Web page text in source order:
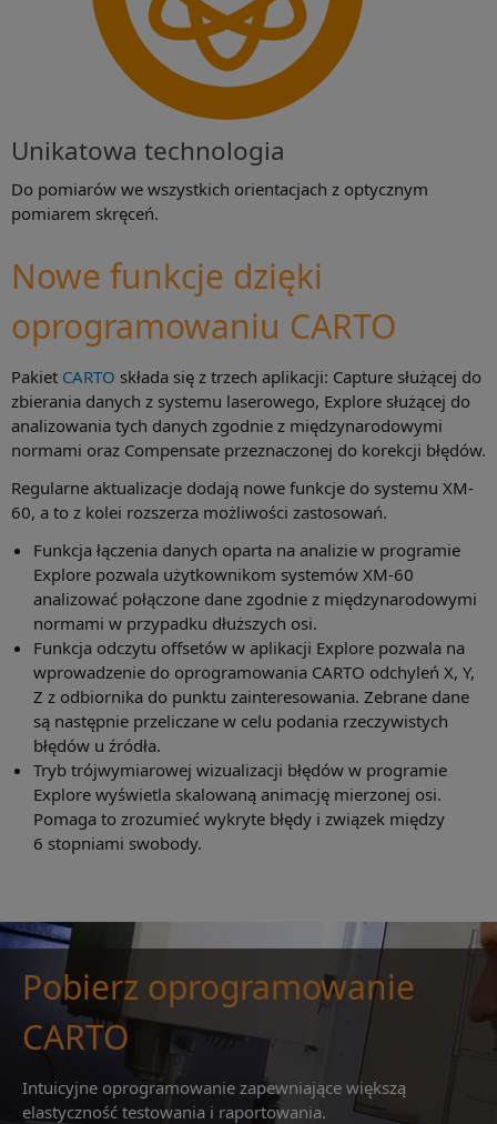
Unikatowa technologia
Do pomiarów we wszystkich orientacjach z optycznym
pomiarem skręceń.
Nowe funkcje dzięki
oprogramowaniu CARTO
Pakiet CARTO składa się z trzech aplikacji: Capture służącej do
zbierania danych z systemu laserowego, Explore służącej do
analizowania tych danych zgodnie z międzynarodowymi
normami oraz Compensate przeznaczonej do korekcji błędów.
Regularne aktualizacje dodają nowe funkcje do systemu XM-
60, a to z kolei rozszerza możliwości zastosowań.
Funkcja łączenia danych oparta na analizie w programie
Explore pozwala użytkownikom systemów XM-60
analizować połączone dane zgodnie z międzynarodowymi
normami w przypadku dłuższych osi.
Funkcja odczytu offsetów w aplikacji Explore pozwala na
wprowadzenie do oprogramowania CARTO odchyleń X, Y,
Z z odbiornika do punktu zainteresowania. Zebrane dane
są następnie przeliczane w celu podania rzeczywistych
błędów u źródła.
Tryb trójwymiarowej wizualizacji błędów w programie
Explore wyświetla skalowaną animację mierzonej osi.
Pomaga to zrozumieć wykryte błędy i związek między
6 stopniami swobody.
Pobierz oprogramowanie
CARTO
Intuicyjne oprogramowanie zapewniające większą
elastyczność testowania i raportowania.